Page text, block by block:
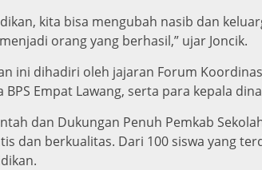
kita bisa mengubah nasib dan
orang yang berhasil,” ujar Joncik.
ini dihadiri oleh jajaran Forum
BPS Empat Lawang, serta para kepala
dan Dukungan Penuh Pemkab
dan berkualitas. Dari 100 siswa yang